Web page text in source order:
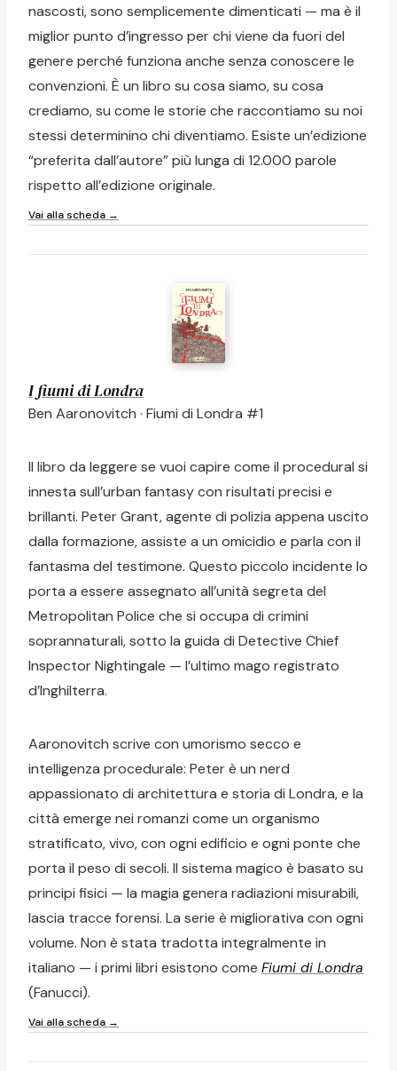
nascosti, sono semplicemente dimenticati — ma è il
miglior punto d’ingresso per chi viene da fuori del
genere perché funziona anche senza conoscere le
convenzioni. È un libro su cosa siamo, su cosa
crediamo, su come le storie che raccontiamo su noi
stessi determinino chi diventiamo. Esiste un’edizione
“preferita dall’autore” più lunga di 12.000 parole
rispetto all’edizione originale.
Vai alla scheda →
I fiumi di Londra
Ben Aaronovitch · Fiumi di Londra #1
Il libro da leggere se vuoi capire come il procedural si
innesta sull’urban fantasy con risultati precisi e
brillanti. Peter Grant, agente di polizia appena uscito
dalla formazione, assiste a un omicidio e parla con il
fantasma del testimone. Questo piccolo incidente lo
porta a essere assegnato all’unità segreta del
Metropolitan Police che si occupa di crimini
soprannaturali, sotto la guida di Detective Chief
Inspector Nightingale — l’ultimo mago registrato
d’Inghilterra.
Aaronovitch scrive con umorismo secco e
intelligenza procedurale: Peter è un nerd
appassionato di architettura e storia di Londra, e la
città emerge nei romanzi come un organismo
stratificato, vivo, con ogni edificio e ogni ponte che
porta il peso di secoli. Il sistema magico è basato su
principi fisici — la magia genera radiazioni misurabili,
lascia tracce forensi. La serie è migliorativa con ogni
volume. Non è stata tradotta integralmente in
italiano — i primi libri esistono come Fiumi di Londra
(Fanucci).
Vai alla scheda →